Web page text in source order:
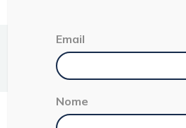
Email
Nome